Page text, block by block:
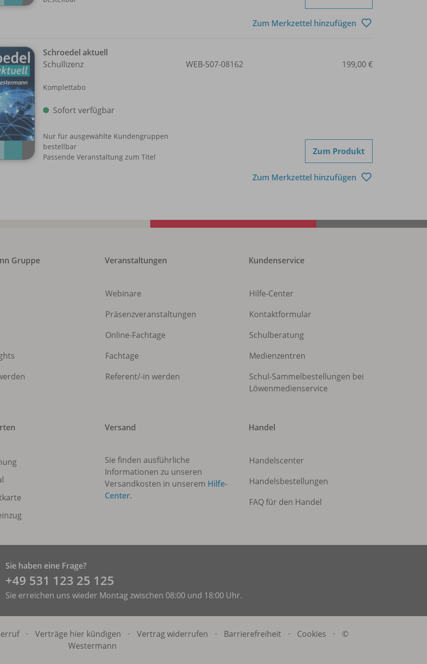
Zum Merkzettel hinzufügen
Schroedel aktuell
Schullizenz
Komplettabo
Sofort verfügbar
Nur für ausgewählte Kundengruppen
bestellbar
Passende Veranstaltung zum Titel
WEB-507-08162 199,00 €
Zum Produkt
Zum Merkzettel hinzufügen
Gruppe Veranstaltungen
Webinare
Präsenzveranstaltungen
Online-Fachtage
Fachtage
Referent/-in werden
Kundenservice
Hilfe-Center
Kontaktformular
Schulberatung
Medienzentren
Schul-Sammelbestellungen bei
Löwenmedienservice
Versand
Sie finden ausführliche
Informationen zu unseren
Versandkosten in unserem Hilfe-
Center.
Handel
Handelscenter
Handelsbestellungen
FAQ für den Handel
Sie haben eine Frage?
+49 531 ­123 25 125
Sie erreichen uns wieder Montag zwischen 08:00 und 18:00 Uhr.
· Verträge hier kündigen · Vertrag widerrufen · Barrierefreiheit · Cookies ·
©
Westermann